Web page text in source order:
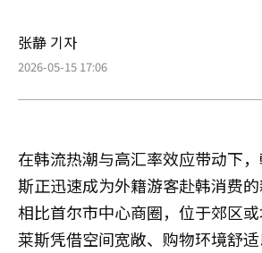
张静 기자
2026-05-15 17:06
在韩流热潮与高汇率效应带动下
斯正迅速成为外籍游客赴韩消费的
相比首尔市中心商圈，位于郊区
莱斯凭借空间宽敞、购物环境舒